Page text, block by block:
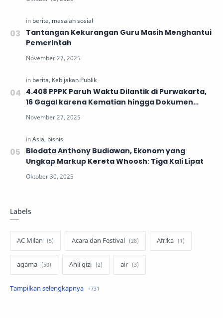
Tantangan Kekurangan Guru Masih Menghantui
Pemerintah
4.408 PPPK Paruh Waktu Dilantik di Purwakarta,
16 Gagal karena Kematian hingga Dokumen
Tidak Lengkap
Biodata Anthony Budiawan, Ekonom yang
Ungkap Markup Kereta Whoosh: Tiga Kali Lipat
Labels
AC Milan Acara dan Festival Afrika
agama Ahli gizi air
air minum Airbnb